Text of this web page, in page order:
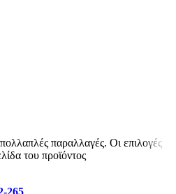
παραλλαγές. Οι επιλογές
του προϊόντος
265